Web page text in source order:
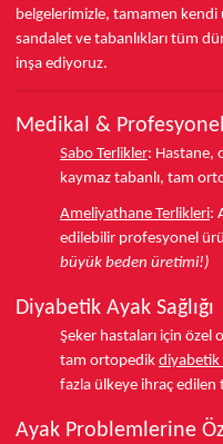
belgelerimizle, tamamen
sandalet ve tabanlıkları tüm
inşa ediyoruz.
Medikal &
Sabo Terlikler: Hastane,
kaymaz tabanlı, tam
Ameliyathane Terlikleri:
edilebilir profesyonel
büyük beden üretimi!)
Diyabetik Ayak Sağlığı
Şeker hastaları için özel
tam ortopedik diyabetik
fazla ülkeye ihraç edilen
Ayak Problemlerine